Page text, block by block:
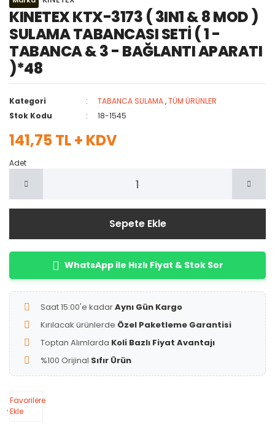
KINETEX KTX-3173 ( 3IN1 & 8 MOD )
SULAMA TABANCASI SETİ ( 1 -
TABANCA & 3 - BAĞLANTI APARATI
)*48
Kategori TABANCA SULAMA,TÜM ÜRÜNLER
Stok Kodu
18-1545
141,75 TL + KDV
Adet
Sepete Ekle
WhatsApp ile Hızlı Fiyat & Stok Sor
Saat 15:00'e kadarAynı Gün Kargo
Kırılacak ürünlerde Özel Paketleme Garantisi
Toptan Alımlarda Koli Bazlı Fiyat Avantajı
%100 Orijinal Sıfır Ürün
Favorilere
Ekle